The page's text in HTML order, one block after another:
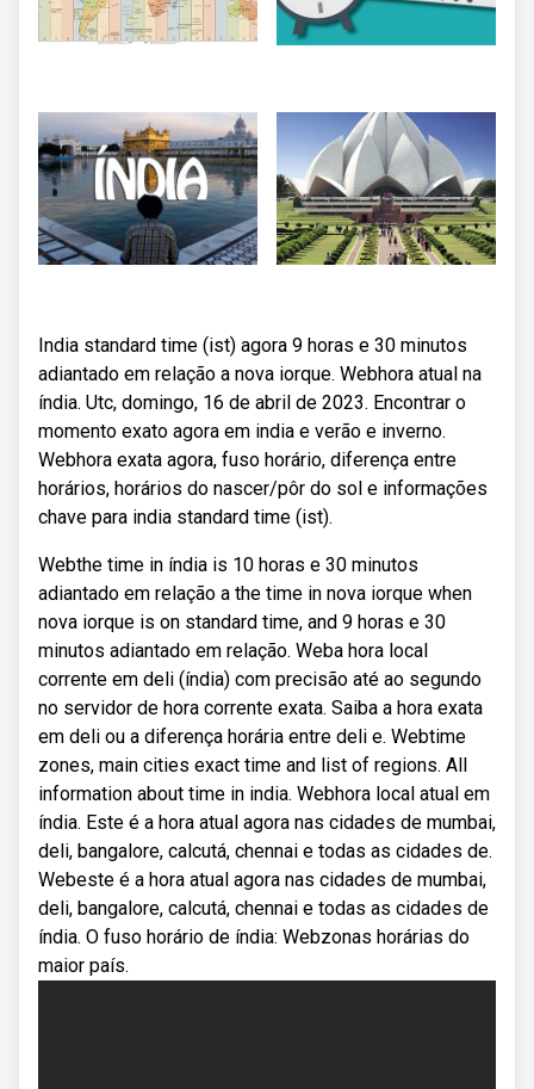
India standard time (ist) agora 9 horas e 30 minutos
adiantado em relação a nova iorque. Webhora atual na
índia. Utc, domingo, 16 de abril de 2023. Encontrar o
momento exato agora em india e verão e inverno.
Webhora exata agora, fuso horário, diferença entre
horários, horários do nascer/pôr do sol e informações
chave para india standard time (ist).
Webthe time in índia is 10 horas e 30 minutos
adiantado em relação a the time in nova iorque when
nova iorque is on standard time, and 9 horas e 30
minutos adiantado em relação. Weba hora local
corrente em deli (índia) com precisão até ao segundo
no servidor de hora corrente exata. Saiba a hora exata
em deli ou a diferença horária entre deli e. Webtime
zones, main cities exact time and list of regions. All
information about time in india. Webhora local atual em
índia. Este é a hora atual agora nas cidades de mumbai,
deli, bangalore, calcutá, chennai e todas as cidades de.
Webeste é a hora atual agora nas cidades de mumbai,
deli, bangalore, calcutá, chennai e todas as cidades de
índia. O fuso horário de índia: Webzonas horárias do
maior país.